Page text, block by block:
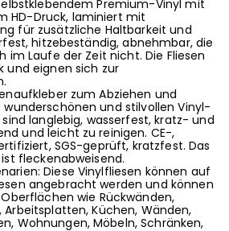
Premium-Vinyl mit
HD-Druck, laminiert mit
für zusätzliche Haltbarkeit und
hitzebeständig, abnehmbar, die
im Laufe der Zeit nicht. Die Fliesen
und eignen sich zur
zum Abziehen und
wunderschönen und stilvollen Vinyl-
langlebig, wasserfest, kratz- und
und leicht zu reinigen. CE-,
SGS-geprüft, kratzfest. Das
fleckenabweisend.
Diese Vinylfliesen können auf
angebracht werden und können
wie Rückwänden,
Arbeitsplatten, Küchen, Wänden,
Wohnungen, Möbeln, Schränken,